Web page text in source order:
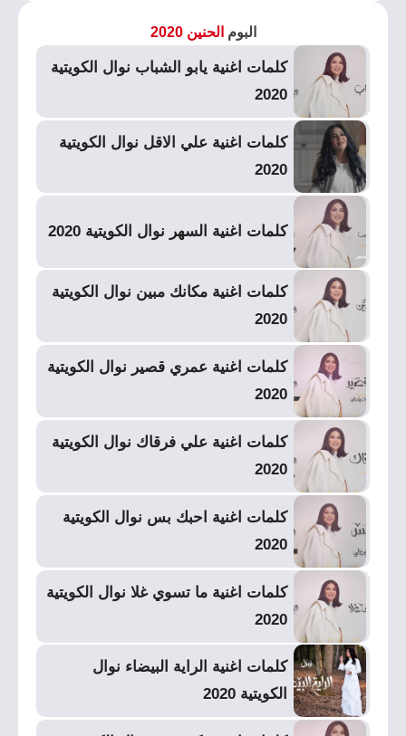
البوم الحنين 2020
كلمات اغنية يابو الشباب نوال الكويتية
2020
كلمات اغنية علي الاقل نوال الكويتية
2020
كلمات اغنية السهر نوال الكويتية 2020
كلمات اغنية مكانك مبين نوال الكويتية
2020
كلمات اغنية عمري قصير نوال الكويتية
2020
كلمات اغنية علي فرقاك نوال الكويتية
2020
كلمات اغنية احبك بس نوال الكويتية
2020
كلمات اغنية ما تسوي غلا نوال الكويتية
2020
كلمات اغنية الراية البيضاء نوال
الكويتية 2020